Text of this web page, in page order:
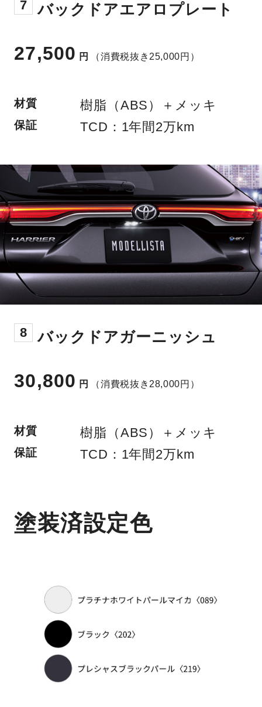
7 バックドアエアロプレート
27,500 円 （消費税抜き25,000円）
材質 樹脂（ABS）＋メッキ
保証 TCD：1年間2万km
8 バックドアガーニッシュ
30,800 円 （消費税抜き28,000円）
材質 樹脂（ABS）＋メッキ
保証 TCD：1年間2万km
塗装済設定色